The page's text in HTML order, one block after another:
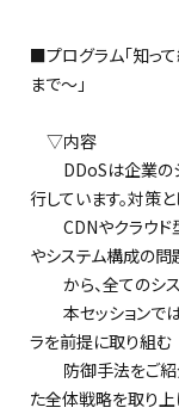
■プログラム「知っ
まで～」
▽内容
DDoSは企業のシ
行しています。対策と
CDNやクラウド
やシステム構成の問
から、全てのシス
本セッションでは
ラを前提に取り組む
防御手法をご紹
た全体戦略を取り上